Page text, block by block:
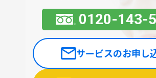
0120-143-
サービスのお申し